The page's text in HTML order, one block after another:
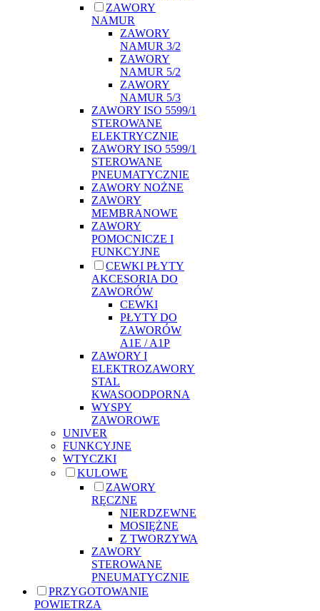
ZAWORY
NAMUR
ZAWORY
NAMUR 3/2
ZAWORY
NAMUR 5/2
ZAWORY
NAMUR 5/3
ZAWORY ISO 5599/1
STEROWANE
ELEKTRYCZNIE
ZAWORY ISO 5599/1
STEROWANE
PNEUMATYCZNIE
ZAWORY NOŻNE
ZAWORY
MEMBRANOWE
ZAWORY
POMOCNICZE I
FUNKCYJNE
CEWKI PŁYTY
AKCESORIA DO
ZAWORÓW
CEWKI
PŁYTY DO
ZAWORÓW
A1E / A1P
ZAWORY I
ELEKTROZAWORY
STAL
KWASOODPORNA
WYSPY
ZAWOROWE
UNIVER
FUNKCYJNE
WTYCZKI
KULOWE
ZAWORY
RĘCZNE
NIERDZEWNE
MOSIĘŻNE
Z TWORZYWA
ZAWORY
STEROWANE
PNEUMATYCZNIE
PRZYGOTOWANIE
POWIETRZA